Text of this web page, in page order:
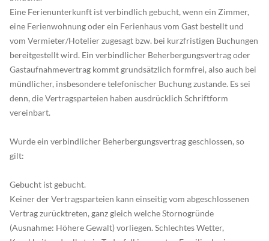
Eine Ferienunterkunft ist verbindlich gebucht, wenn ein Zimmer,
eine Ferienwohnung oder ein Ferienhaus vom Gast bestellt und
vom Vermieter/Hotelier zugesagt bzw. bei kurzfristigen Buchungen
bereitgestellt wird. Ein verbindlicher Beherbergungsvertrag oder
Gastaufnahmevertrag kommt grundsätzlich formfrei, also auch bei
mündlicher, insbesondere telefonischer Buchung zustande. Es sei
denn, die Vertragsparteien haben ausdrücklich Schriftform
vereinbart.
Wurde ein verbindlicher Beherbergungsvertrag geschlossen, so
gilt:
Gebucht ist gebucht.
Keiner der Vertragsparteien kann einseitig vom abgeschlossenen
Vertrag zurücktreten, ganz gleich welche Stornogründe
(Ausnahme: Höhere Gewalt) vorliegen. Schlechtes Wetter,